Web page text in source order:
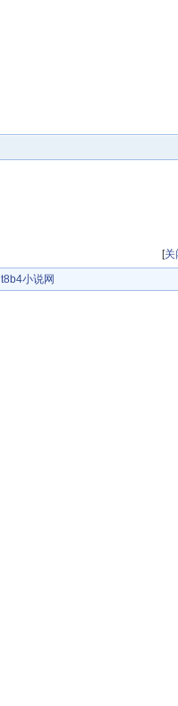
[关
t8b4小说网